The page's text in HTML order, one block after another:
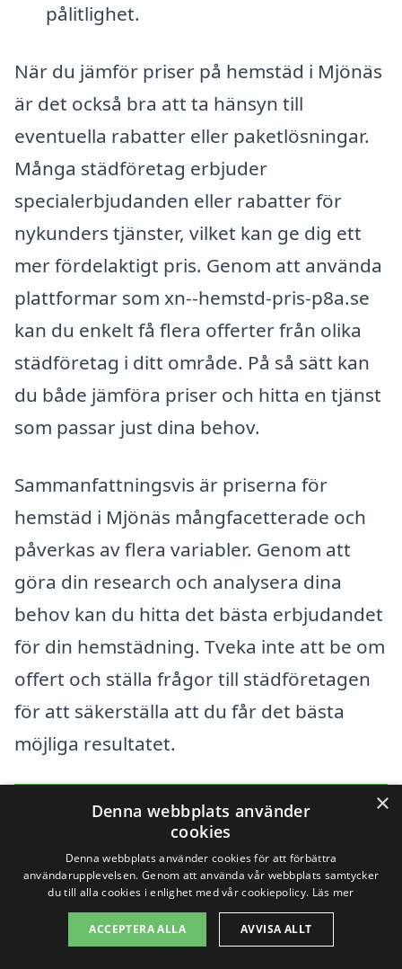
pålitlighet.
När du jämför priser på hemstäd i Mjönäs
är det också bra att ta hänsyn till
eventuella rabatter eller paketlösningar.
Många städföretag erbjuder
specialerbjudanden eller rabatter för
nykunders tjänster, vilket kan ge dig ett
mer fördelaktigt pris. Genom att använda
plattformar som xn--hemstd-pris-p8a.se
kan du enkelt få flera offerter från olika
städföretag i ditt område. På så sätt kan
du både jämföra priser och hitta en tjänst
som passar just dina behov.
Sammanfattningsvis är priserna för
hemstäd i Mjönäs mångfacetterade och
påverkas av flera variabler. Genom att
göra din research och analysera dina
behov kan du hitta det bästa erbjudandet
för din hemstädning. Tveka inte att be om
offert och ställa frågor till städföretagen
för att säkerställa att du får det bästa
möjliga resultatet.
Få 3 erbjudanden, gratis och utan
Sök efter en
×
Denna webbplats använder
cookies
Denna webbplats använder cookies för att förbättra
användarupplevelsen. Genom att använda vår webbplats samtycker
du till alla cookies i enlighet med vår cookiepolicy. Läs mer
ACCEPTERA ALLA AVVISA ALLT